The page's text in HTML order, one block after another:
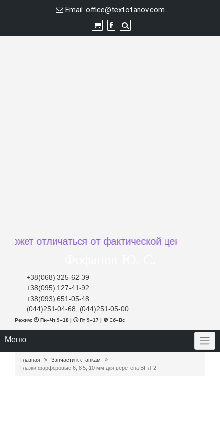
Email: office@texfofanov.com
отличаться от фактической цены при заказе
+38(068) 325-62-09
+38(095) 127-41-92
+38(093) 651-05-48
(044)251-04-68, (044)251-05-00
Режим: 🕘 Пн–Чт 9–18 | 🕔 Пт 9–17 | 🚫 Сб–Вс
Меню
Главная
Запчасти к станкам
Глазки фарфоровые 6, 8.5, 10 мм для веретена ВПЛ-2